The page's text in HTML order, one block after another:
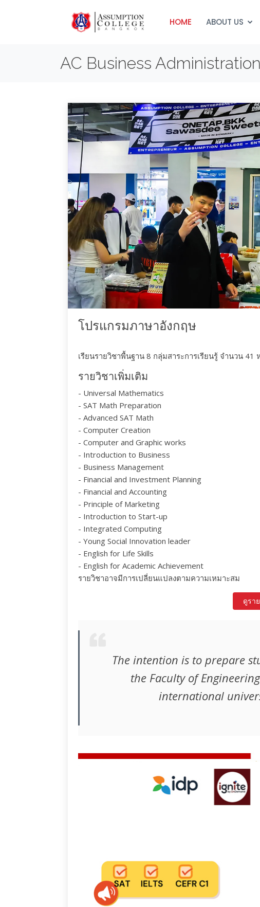
HOME ABOUT US
AC Business
โปรแกรมภาษาอังกฤษ
เรียนรายวิชาพื้นฐาน 8 กลุ่มสาระการเรียนรู้ จำนวน 41
รายวิชาเพิ่มเติม
- Universal Mathematics
- SAT Math Preparation
- Advanced SAT Math
- Computer Creation
- Computer and Graphic works
- Introduction to Business
- Business Management
- Financial and Investment Planning
- Financial and Accounting
- Principle of Marketing
- Introduction to Start-up
- Integrated Computing
- Young Social Innovation leader
- English for Life Skills
- English for Academic Achievement
รายวิชาอาจมีการเปลี่ยนแปลงตามความเหมาะสม
ดูรา
The intention is to prepare
the Faculty of
international